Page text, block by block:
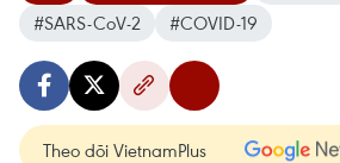
#SARS-CoV-2
#COVID-19
Theo dõi VietnamPlus